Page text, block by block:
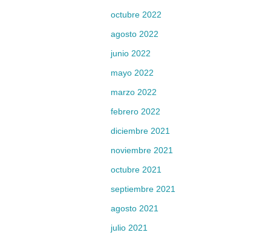
octubre 2022
agosto 2022
junio 2022
mayo 2022
marzo 2022
febrero 2022
diciembre 2021
noviembre 2021
octubre 2021
septiembre 2021
agosto 2021
julio 2021